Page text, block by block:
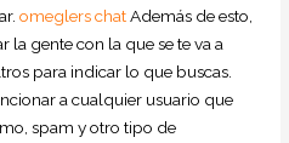
omeglers chatAdemás de esto,
la gente con la que se te va a
para indicar lo que buscas.
a cualquier usuario que
spam y otro tipo de